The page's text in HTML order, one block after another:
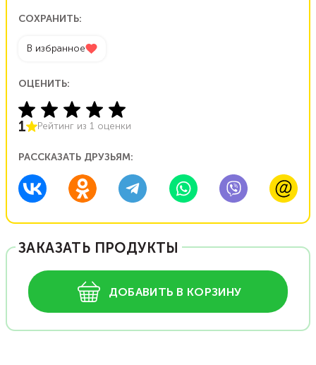
СОХРАНИТЬ:
В избранное
ОЦЕНИТЬ:
1 Рейтинг из 1 оценки
РАССКАЗАТЬ ДРУЗЬЯМ:
ЗАКАЗАТЬ ПРОДУКТЫ
ДОБАВИТЬ В КОРЗИНУ